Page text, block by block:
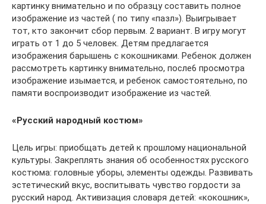
картинку внимательно и по образцу составить полное
изображение из частей ( по типу «пазл»). Выигрывает
тот, кто закончит сбор первым. 2 вариант. В игру могут
играть от 1 до 5 человек. Детям предлагается
изображения барышень с кокошниками. Ребенок должен
рассмотреть картинку внимательно, после6 просмотра
изображение изымается, и ребенок самостоятельно, по
памяти воспроизводит изображение из частей.
«Русский народный костюм»
Цель игры: приобщать детей к прошлому национальной
культуры. Закреплять знания об особенностях русского
костюма: головные уборы, элементы одежды. Развивать
эстетический вкус, воспитывать чувство гордости за
русский народ. Активизация словаря детей: «кокошник»,